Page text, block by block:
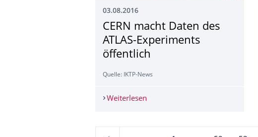
03.08.2016
CERN macht Daten des
ATLAS-Experiments
öffentlich
Quelle: IKTP-News
Weiterlesen CERN macht Daten des ATLAS-